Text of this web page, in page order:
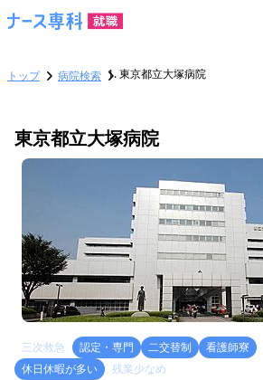
トップ 病院検索 東京都立大塚病院
東京都立大塚病院
三次救急 認定・専門 二交替制 看護師寮
休日休暇が多い
残業少なめ